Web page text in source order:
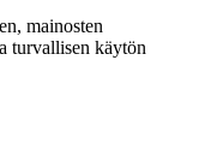
mainosten
turvallisen käytön